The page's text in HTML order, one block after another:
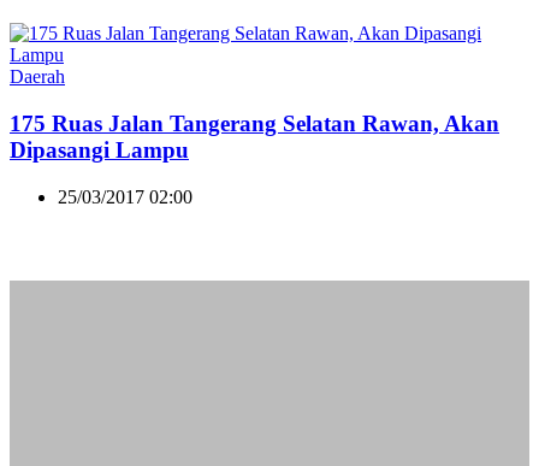
Daerah
175 Ruas Jalan Tangerang Selatan Rawan, Akan
Dipasangi Lampu
25/03/2017 02:00